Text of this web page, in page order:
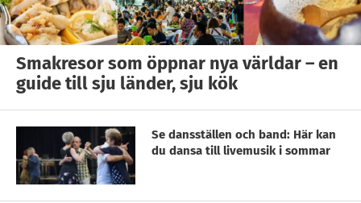
Smakresor som öppnar nya världar – en
guide till sju länder, sju kök
Se dansställen och band: Här kan
du dansa till livemusik i sommar